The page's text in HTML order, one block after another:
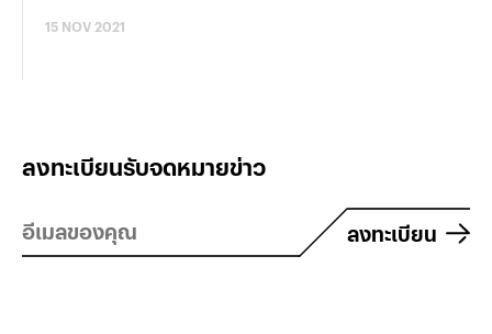
15 NOV 2021
ลงทะเบียนรับจดหมายข่าว
ลงทะเบียน